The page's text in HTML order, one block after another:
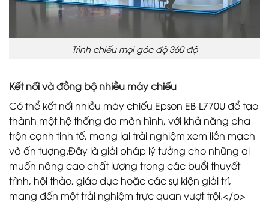
Trình chiếu mọi góc độ 360 độ
Kết nối và đồng bộ nhiều máy chiếu
Có thể kết nối nhiều máy chiếu Epson EB-L770U để tạo
thành một hệ thống đa màn hình, với khả năng pha
trộn cạnh tinh tế, mang lại trải nghiệm xem liền mạch
và ấn tượng.Đây là giải pháp lý tưởng cho những ai
muốn nâng cao chất lượng trong các buổi thuyết
trình, hội thảo, giáo dục hoặc các sự kiện giải trí,
mang đến một trải nghiệm trực quan vượt trội.</p>